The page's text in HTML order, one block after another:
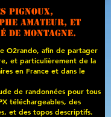
PIGNOUX,
amateur, et
de montagne.
O2rando, afin de partager
et particulièrement de la
en France et dans le
de randonnées pour tous
téléchargeables, des
et des topos descriptifs.